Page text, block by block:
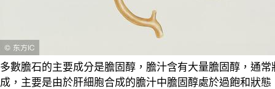
多數膽石的主要成分是膽固醇，膽汁含有大量膽固醇，通
成，主要是由於肝細胞合成的膽汁中膽固醇處於過飽和狀